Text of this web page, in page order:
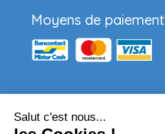
Moyens de paiement
Nos partenaires
Salut c'est nous...